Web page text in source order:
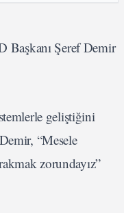
Başkanı Şeref Demir
geliştiğini
“Mesele
zorundayız”